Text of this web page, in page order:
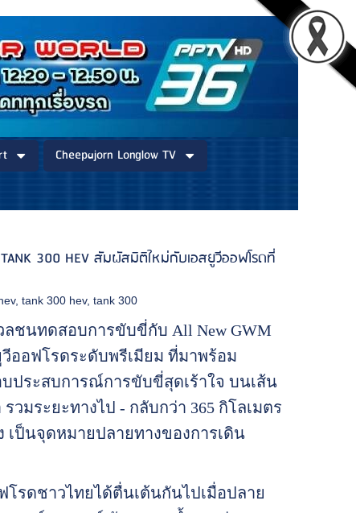
Cheepajorn Longlow TV
300 HEV สัมผัสมิติใหม่กับเอสยูวีออฟโรดที่
,tank 300 hev,tank 300
ลชนทดสอบการขับขี่กับ All New GWM
วีออฟโรดระดับพรีเมียม ที่มาพร้อม
ประสบการณ์การขับขี่สุดเร้าใจ บนเส้น
วมระยะทางไป - กลับกว่า 365 กิโลเมตร
เป็นจุดหมายปลายทางของการเดิน
โรดชาวไทยได้ตื่นเต้นกันไปเมื่อปลาย